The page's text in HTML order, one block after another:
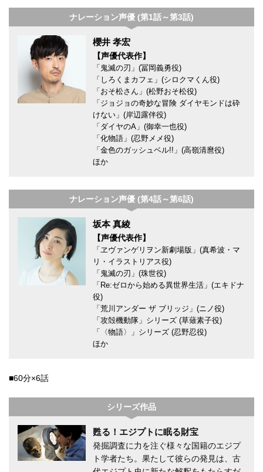
ナレーション声優 (第1話～第3話)
櫻井 孝宏
【声優代表作】
「鬼滅の刃」(冨岡義勇役)
「しろくまカフェ」(シロクマくん役)
「おそ松さん」(松野おそ松役)
「ジョジョの奇妙な冒険 ダイヤモンドは砕
けない」(岸辺露伴役)
「ダイヤのA」(御幸一也役)
「化物語」(忍野メメ役)
「金色のガッシュベル!!」(高嶺清麿役)
ほか
ナレーション声優 (第4話～第6話)
坂本 真綾
【声優代表作】
「ヱヴァンゲリヲン新劇場版」(真希波・マ
リ・イラストリアス役)
「鬼滅の刃」(珠世役)
「Re:ゼロから始める異世界生活」(エキドナ
役)
「荒川アンダー ザ ブリッジ」(ニノ役)
「攻殻機動隊」シリーズ (草薙素子役)
「〈物語〉」シリーズ (忍野忍役)
ほか
■60分×6話
シリーズ作品
甦る！エジプトに眠る財宝
発掘調査に力を注ぐ様々な国籍のエジプ
ト学者たち。果たして彼らの発見は、古